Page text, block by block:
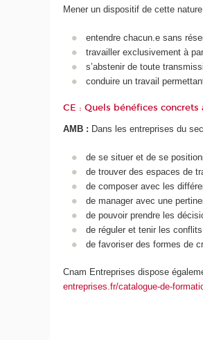
Mener un dispositif de cette
entendre chacun.e sans
travailler exclusivement à
s’abstenir de toute
conduire un travail
CE : Quels bénéfices
AMB : Dans les entreprises du
de se situer et de se
de trouver des espaces de
de composer avec les
de manager avec une
de pouvoir prendre les
de réguler et tenir les
de favoriser des formes de
Cnam Entreprises dispose
entreprises.fr/catalogue-de-